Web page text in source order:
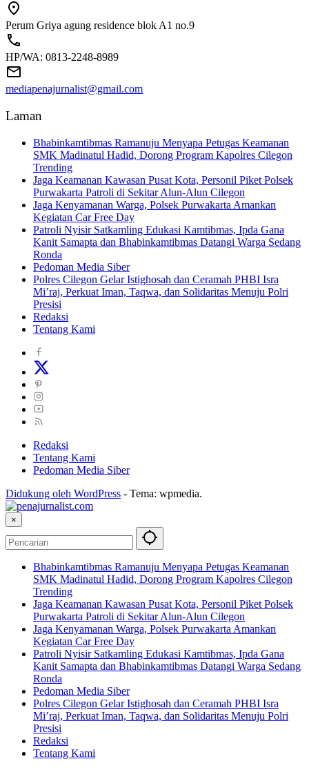
Perum Griya agung residence blok A1 no.9
HP/WA: 0813-2248-8989
mediapenajurnalist@gmail.com
Laman
Bhabinkamtibmas Ramanuju Menyapa Petugas Keamanan
SMK Madinatul Hadid, Dorong Program Kapolres Cilegon
Trending
Jaga Keamanan Kawasan Pusat Kota, Personil Piket Polsek
Purwakarta Patroli di Sekitar Alun-Alun Cilegon
Jaga Kenyamanan Warga, Polsek Purwakarta Amankan
Kegiatan Car Free Day
Patroli Nyisir Satkamling Edukasi Kamtibmas, Ipda Gana
Kanit Samapta dan Bhabinkamtibmas Datangi Warga Sedang
Ronda
Pedoman Media Siber
Polres Cilegon Gelar Istighosah dan Ceramah PHBI Isra
Mi’raj, Perkuat Iman, Taqwa, dan Solidaritas Menuju Polri
Presisi
Redaksi
Tentang Kami
Redaksi
Tentang Kami
Pedoman Media Siber
Didukung oleh WordPress - Tema: wpmedia.
×
Bhabinkamtibmas Ramanuju Menyapa Petugas Keamanan
SMK Madinatul Hadid, Dorong Program Kapolres Cilegon
Trending
Jaga Keamanan Kawasan Pusat Kota, Personil Piket Polsek
Purwakarta Patroli di Sekitar Alun-Alun Cilegon
Jaga Kenyamanan Warga, Polsek Purwakarta Amankan
Kegiatan Car Free Day
Patroli Nyisir Satkamling Edukasi Kamtibmas, Ipda Gana
Kanit Samapta dan Bhabinkamtibmas Datangi Warga Sedang
Ronda
Pedoman Media Siber
Polres Cilegon Gelar Istighosah dan Ceramah PHBI Isra
Mi’raj, Perkuat Iman, Taqwa, dan Solidaritas Menuju Polri
Presisi
Redaksi
Tentang Kami